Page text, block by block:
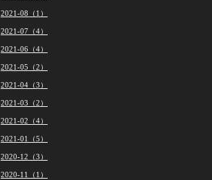
2021-08（1）
2021-07（4）
2021-06（4）
2021-05（2）
2021-04（3）
2021-03（2）
2021-02（4）
2021-01（5）
2020-12（3）
2020-11（1）